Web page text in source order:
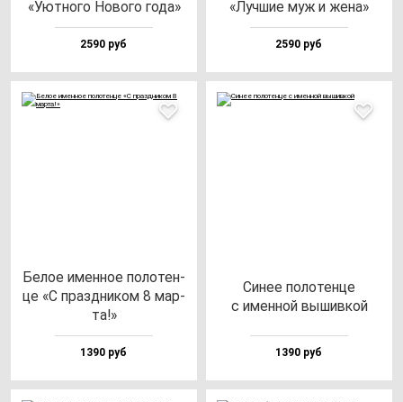
«Уют­но­го Ново­го го­да»
2590 руб
«Луч­шие муж и же­на»
2590 руб
Белое имен­ное по­ло­тен­
це «С праз­дни­ком 8 мар­
та!»
1390 руб
Синее по­ло­тен­це
с имен­ной вы­шив­кой
1390 руб